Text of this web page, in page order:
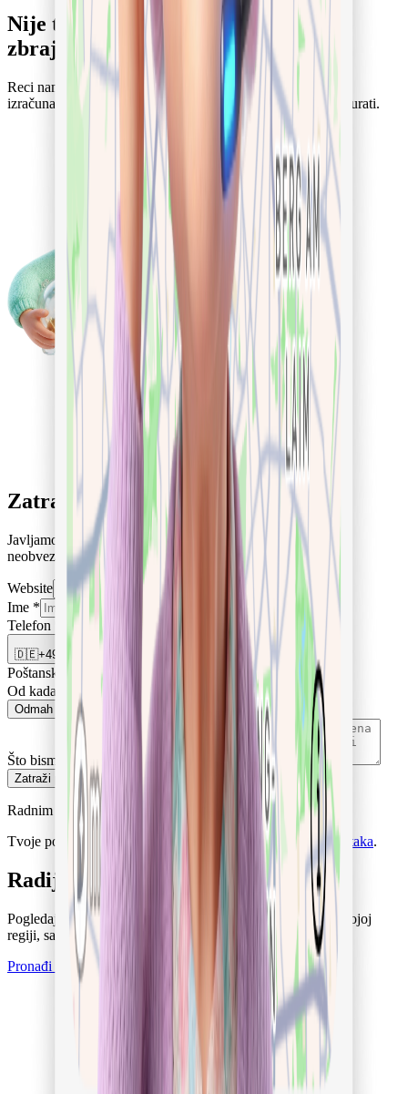
Nije ti jasno što se sve u tvom slučaju
zbraja?
Reci nam Pflegegrad, mjesto i od kada, a mi ti konkretno
izračunamo vlastiti udio i iskreno kažemo možemo li to osigurati.
Zatraži povratni poziv
Javljamo se i konkretno izračunamo tvoj slučaj. Besplatno i
neobvezujuće.
Website
Ime *
Telefon
🇩🇪+49
Poštanski broj ili mjesto
*
Od kada trebaš podršku? *
Odmah U sljedeća 2 tjedna
Što bismo trebali znati? (neobavezno)
Zatraži povratni poziv
Radnim danima nazovemo unutar 30 minuta.
Tvoje podatke koristimo samo za savjetovanje.
Zaštita podataka.
Radije bi prvo vidio tko je dostupan?
Pogledaj provjerene njegovatelje koji su spremni za rad u tvojoj
regiji, sa satnicom i datumom početka.
Pronađi njegovatelja Registriraj se besplatno